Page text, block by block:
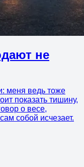
не
меня ведь тоже
показать тишину,
о весе,
собой исчезает.